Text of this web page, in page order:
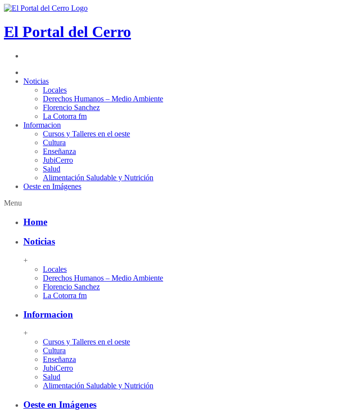
El Portal del Cerro
Noticias
Locales
Derechos Humanos – Medio Ambiente
Florencio Sanchez
La Cotorra fm
Informacion
Cursos y Talleres en el oeste
Cultura
Enseñanza
JubiCerro
Salud
Alimentación Saludable y Nutrición
Oeste en Imágenes
Menu
Home
Noticias
+
Locales
Derechos Humanos – Medio Ambiente
Florencio Sanchez
La Cotorra fm
Informacion
+
Cursos y Talleres en el oeste
Cultura
Enseñanza
JubiCerro
Salud
Alimentación Saludable y Nutrición
Oeste en Imágenes